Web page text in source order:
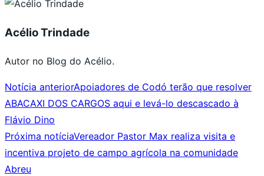
Acélio Trindade
Autor no Blog do Acélio.
Notícia anteriorApoiadores de Codó terão que resolver
ABACAXI DOS CARGOS aqui e levá-lo descascado à
Flávio Dino
Próxima notíciaVereador Pastor Max realiza visita e
incentiva projeto de campo agrícola na comunidade
Abreu